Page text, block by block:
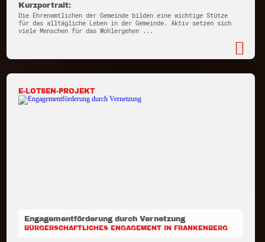
Kurzportrait:
Die Ehrenamtlichen der Gemeinde bilden eine wichtige Stütze
für das alltägliche Leben in der Gemeinde. Aktiv setzen sich
viele Menschen für das Wohlergehen ...
E-LOTSEN-PROJEKT
Engagementförderung durch Vernetzung
BÜRGERSCHAFTLICHES ENGAGEMENT IN FRANKENBERG